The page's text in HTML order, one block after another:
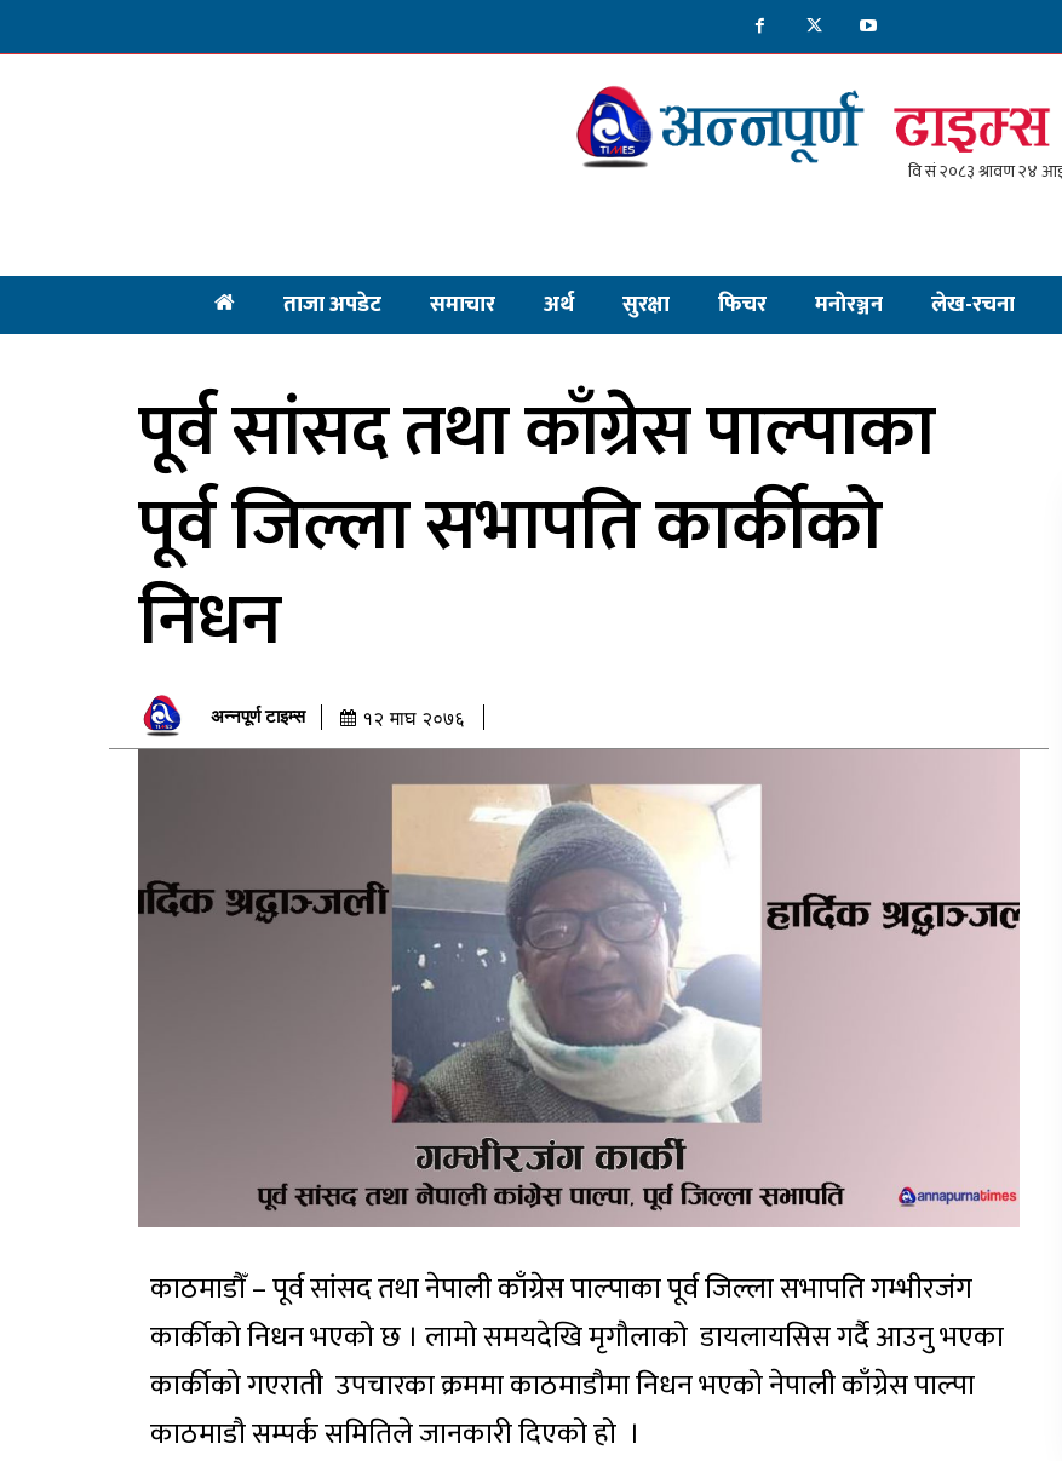
ताजा अपडेट समाचार अर्थ सुरक्षा फिचर मनाेरञ्जन लेख-रचना
पूर्व सांसद तथा काँग्रेस पाल्पाका
पूर्व जिल्ला सभापति कार्कीको
निधन
अन्नपूर्ण टाइम्स १२ माघ २०७६
काठमाडौँ – पूर्व सांसद तथा नेपाली काँग्रेस पाल्पाका पूर्व जिल्ला सभापति गम्भीरजंग
कार्कीको निधन भएको छ । लामो समयदेखि मृगौलाको डायलायसिस गर्दै आउनु भएका
कार्कीको गएराती उपचारका क्रममा काठमाडौमा निधन भएको नेपाली काँग्रेस पाल्पा
काठमाडौ सम्पर्क समितिले जानकारी दिएको हो ।